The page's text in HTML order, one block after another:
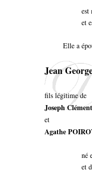
est
et
Elle a
Jean
fils légitime de
Joseph
et
Agathe
né
et